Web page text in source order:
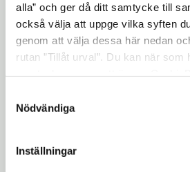
alla” och ger då ditt samtycke till
också välja att uppge vilka syften
genom att välja dessa här nedan
rutan ”Tillåt urval”. Du kan när som
"Visa detaljer" kan du läsa om hur
hur vi och våra leverantörer
Nödvändiga
Inställningar
funktionsnedsättning kräver bra
medarbetare. Det finns inga
både locka personal till våra
oss, säger Elof Hansjons.
berättar vad som ligger bakom den